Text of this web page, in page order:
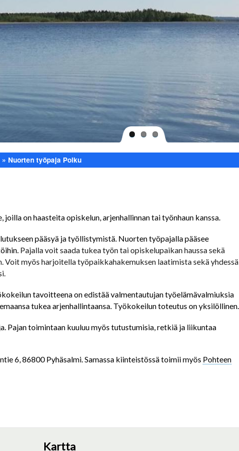
Nuorten työpaja Polku
on haasteita opiskelun, arjenhallinnan tai työnhaun kanssa.
pääsyä ja työllistymistä. Nuorten työpajalla pääsee
Pajalla voit saada tukea työn tai opiskelupaikan haussa sekä
myös harjoitella työpaikkahakemuksen laatimista sekä yhdessä
tavoitteena on edistää valmentautujan työelämävalmiuksia
tukea arjenhallintaansa. Työkokeilun toteutus on yksilöllinen.
Pajan toimintaan kuuluu myös tutustumisia, retkiä ja liikuntaa
6, 86800 Pyhäsalmi. Samassa kiinteistössä toimii myös Pohteen
Kartta